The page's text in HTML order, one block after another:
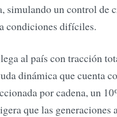
simulando un control de
condiciones difíciles.
al país con tracción
dinámica que cuenta
por cadena, un
que las generaciones